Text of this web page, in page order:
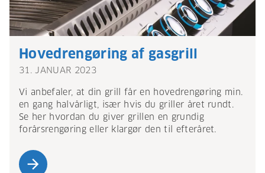
Hovedrengøring af gasgrill
31. JANUAR 2023
Vi anbefaler, at din grill får en hovedrengøring min.
en gang halvårligt, især hvis du griller året rundt.
Se her hvordan du giver grillen en grundig
forårsrengøring eller klargør den til efteråret.
arrow_forward